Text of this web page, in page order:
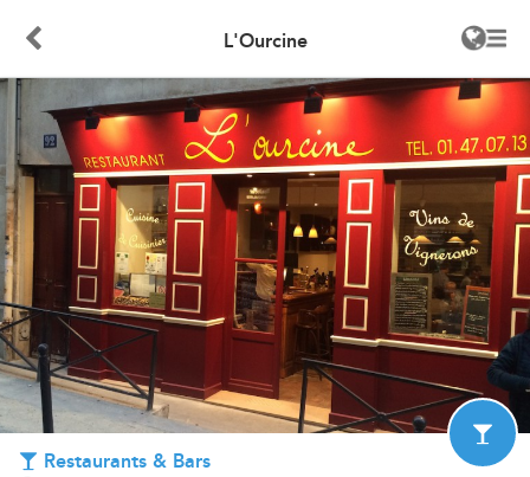
L'Ourcine
Restaurants & Bars